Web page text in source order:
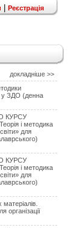
Реєстрація
докладніше >>
у ЗДО (денна
КУРСУ
і методика
для
КУРСУ
і методика
для
організації